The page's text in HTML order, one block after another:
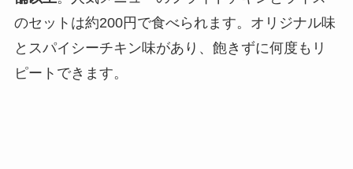
のセットは約200円で食べられます。オリジナル味
とスパイシーチキン味があり、飽きずに何度もリ
ピートできます。